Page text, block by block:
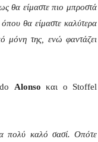
θα είμαστε πιο μπροστά
θα είμαστε καλύτερα
μόνη της, ενώ φαντάζει
Alonso και ο Stoffel
πολύ καλό σασί. Οπότε